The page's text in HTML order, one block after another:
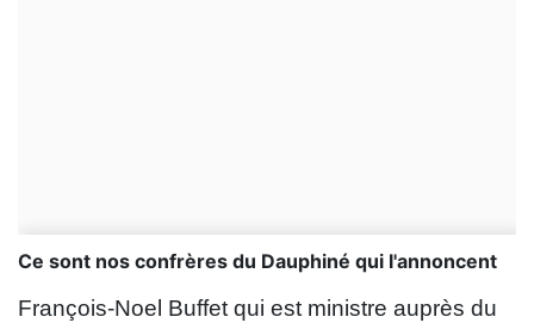
Ce sont nos confrères du Dauphiné qui l'annoncent
François-Noel Buffet qui est ministre auprès du